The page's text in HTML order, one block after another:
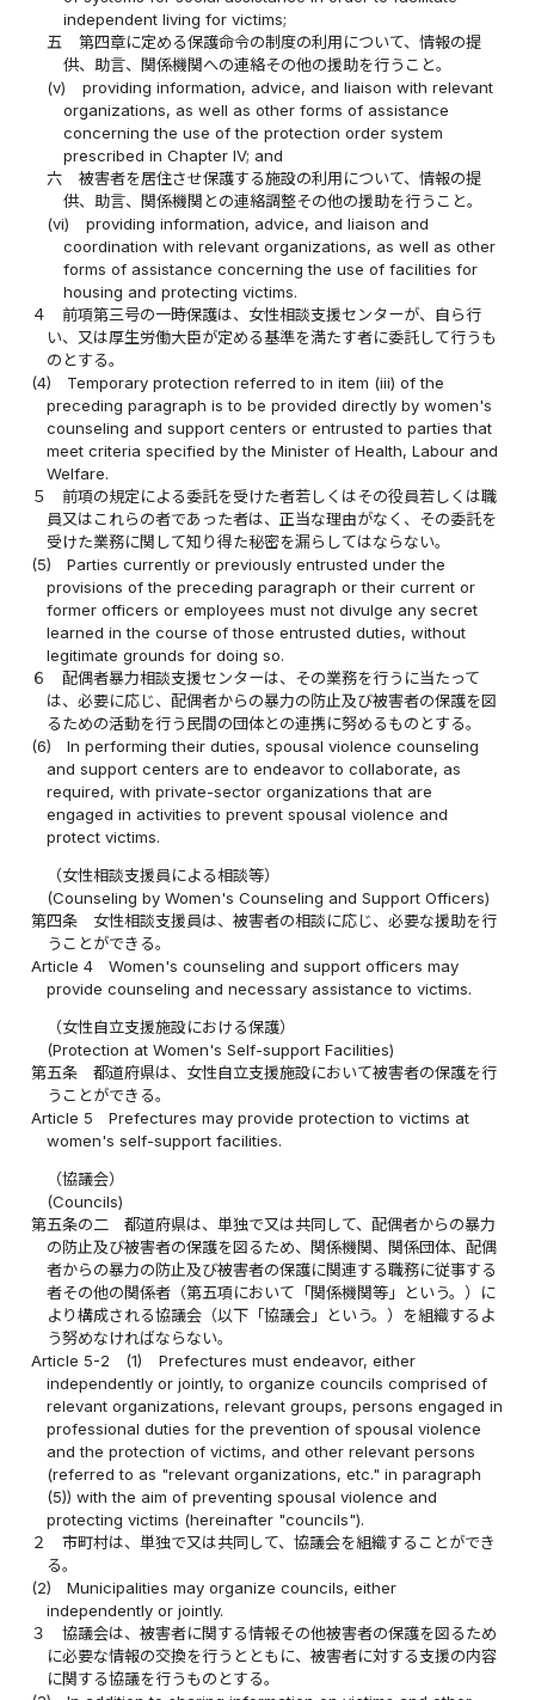
independent living for victims;
五
第四章に定める保護命令の制度の利用について、情報の提
供、助言、関係機関への連絡その他の援助を行うこと。
(v)
providing information, advice, and liaison with relevant
organizations, as well as other forms of assistance
concerning the use of the protection order system
prescribed in Chapter IV; and
六
被害者を居住させ保護する施設の利用について、情報の提
供、助言、関係機関との連絡調整その他の援助を行うこと。
(vi)
providing information, advice, and liaison and
coordination with relevant organizations, as well as other
forms of assistance concerning the use of facilities for
housing and protecting victims.
４
前項第三号の一時保護は、女性相談支援センターが、自ら行
い、又は厚生労働大臣が定める基準を満たす者に委託して行うも
のとする。
(4)
Temporary protection referred to in item (iii) of the
preceding paragraph is to be provided directly by women's
counseling and support centers or entrusted to parties that
meet criteria specified by the Minister of Health, Labour and
Welfare.
５
前項の規定による委託を受けた者若しくはその役員若しくは職
員又はこれらの者であった者は、正当な理由がなく、その委託を
受けた業務に関して知り得た秘密を漏らしてはならない。
(5)
Parties currently or previously entrusted under the
provisions of the preceding paragraph or their current or
former officers or employees must not divulge any secret
learned in the course of those entrusted duties, without
legitimate grounds for doing so.
６
配偶者暴力相談支援センターは、その業務を行うに当たって
は、必要に応じ、配偶者からの暴力の防止及び被害者の保護を図
るための活動を行う民間の団体との連携に努めるものとする。
(6)
In performing their duties, spousal violence counseling
and support centers are to endeavor to collaborate, as
required, with private-sector organizations that are
engaged in activities to prevent spousal violence and
protect victims.
（女性相談支援員による相談等）
(Counseling by Women's Counseling and Support Officers)
第四条
女性相談支援員は、被害者の相談に応じ、必要な援助を行
うことができる。
Article 4
Women's counseling and support officers may
provide counseling and necessary assistance to victims.
（女性自立支援施設における保護）
(Protection at Women's Self-support Facilities)
第五条
都道府県は、女性自立支援施設において被害者の保護を行
うことができる。
Article 5
Prefectures may provide protection to victims at
women's self-support facilities.
（協議会）
(Councils)
第五条の二
都道府県は、単独で又は共同して、配偶者からの暴力
の防止及び被害者の保護を図るため、関係機関、関係団体、配偶
者からの暴力の防止及び被害者の保護に関連する職務に従事する
者その他の関係者（第五項において「関係機関等」という。）に
より構成される協議会（以下「協議会」という。）を組織するよ
う努めなければならない。
Article 5-2
(1)
Prefectures must endeavor, either
independently or jointly, to organize councils comprised of
relevant organizations, relevant groups, persons engaged in
professional duties for the prevention of spousal violence
and the protection of victims, and other relevant persons
(referred to as "relevant organizations, etc." in paragraph
(5)) with the aim of preventing spousal violence and
protecting victims (hereinafter "councils").
２
市町村は、単独で又は共同して、協議会を組織することができ
る。
(2)
Municipalities may organize councils, either
independently or jointly.
３
協議会は、被害者に関する情報その他被害者の保護を図るため
に必要な情報の交換を行うとともに、被害者に対する支援の内容
に関する協議を行うものとする。